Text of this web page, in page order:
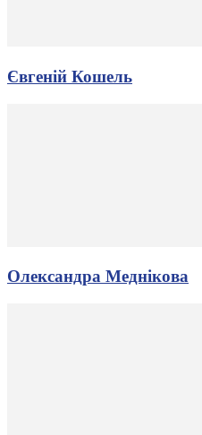
Євгеній Кошель
Олександра Меднікова